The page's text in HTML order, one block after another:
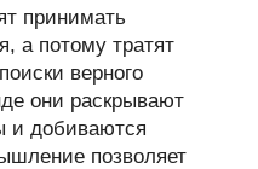
принимать
а потому тратят
верного
они раскрывают
и добиваются
позволяет